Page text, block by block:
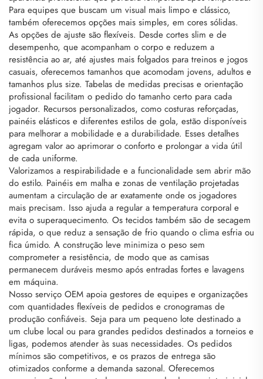
Para equipes que buscam um visual mais limpo e clássico,
também oferecemos opções mais simples, em cores sólidas.
As opções de ajuste são flexíveis. Desde cortes slim e de
desempenho, que acompanham o corpo e reduzem a
resistência ao ar, até ajustes mais folgados para treinos e jogos
casuais, oferecemos tamanhos que acomodam jovens, adultos e
tamanhos plus size. Tabelas de medidas precisas e orientação
profissional facilitam o pedido do tamanho certo para cada
jogador. Recursos personalizados, como costuras reforçadas,
painéis elásticos e diferentes estilos de gola, estão disponíveis
para melhorar a mobilidade e a durabilidade. Esses detalhes
agregam valor ao aprimorar o conforto e prolongar a vida útil
de cada uniforme.
Valorizamos a respirabilidade e a funcionalidade sem abrir mão
do estilo. Painéis em malha e zonas de ventilação projetadas
aumentam a circulação de ar exatamente onde os jogadores
mais precisam. Isso ajuda a regular a temperatura corporal e
evita o superaquecimento. Os tecidos também são de secagem
rápida, o que reduz a sensação de frio quando o clima esfria ou
fica úmido. A construção leve minimiza o peso sem
comprometer a resistência, de modo que as camisas
permanecem duráveis mesmo após entradas fortes e lavagens
em máquina.
Nosso serviço OEM apoia gestores de equipes e organizações
com quantidades flexíveis de pedidos e cronogramas de
produção confiáveis. Seja para um pequeno lote destinado a
um clube local ou para grandes pedidos destinados a torneios e
ligas, podemos atender às suas necessidades. Os pedidos
mínimos são competitivos, e os prazos de entrega são
otimizados conforme a demanda sazonal. Oferecemos